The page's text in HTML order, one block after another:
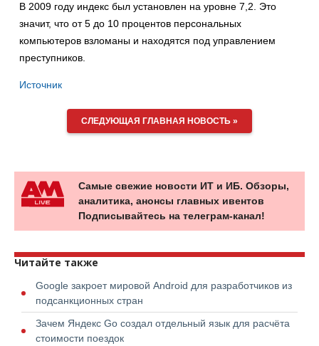
В 2009 году индекс был установлен на уровне 7,2. Это
значит, что от 5 до 10 процентов персональных
компьютеров взломаны и находятся под управлением
преступников.
Источник
СЛЕДУЮЩАЯ ГЛАВНАЯ НОВОСТЬ »
Самые свежие новости ИТ и ИБ. Обзоры,
аналитика, анонсы главных ивентов
Подписывайтесь на телеграм-канал!
Читайте также
Google закроет мировой Android для разработчиков из
подсанкционных стран
Зачем Яндекс Go создал отдельный язык для расчёта
стоимости поездок